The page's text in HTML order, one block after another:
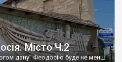
Місто Ч.2
дану" Феодосію буде не менш